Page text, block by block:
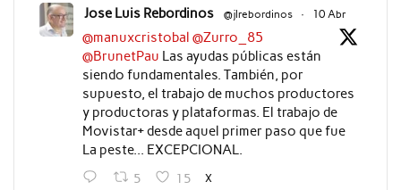
Jose Luis Rebordinos @jlrebordinos · 10 Abr
@manuxcristobal @Zurro_85
@BrunetPau Las ayudas públicas están
siendo fundamentales. También, por
supuesto, el trabajo de muchos productores
y productoras y plataformas. El trabajo de
Movistar+ desde aquel primer paso que fue
La peste... EXCEPCIONAL.
5 15 X